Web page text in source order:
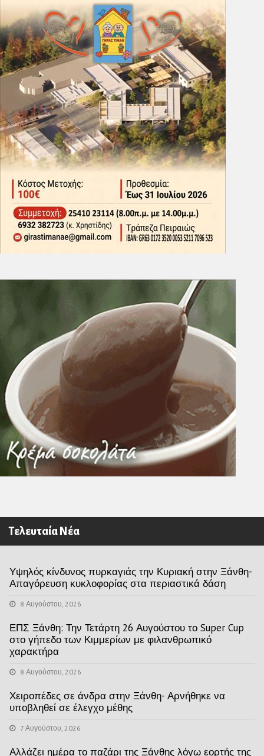
Τελευταία Νέα
Υψηλός κίνδυνος πυρκαγιάς την Κυριακή στην Ξάνθη-
Απαγόρευση κυκλοφορίας στα περιαστικά δάση
8 Αυγούστου, 2026
ΕΠΣ Ξάνθη: Την Τετάρτη 26 Αυγούστου το Super Cup
στο γήπεδο των Κιμμερίων με φιλανθρωπικό
χαρακτήρα
8 Αυγούστου, 2026
Χειροπέδες σε άνδρα στην Ξάνθη- Αρνήθηκε να
υποβληθεί σε έλεγχο μέθης
7 Αυγούστου, 2026
Αλλάζει ημέρα το παζάρι της Ξάνθης λόγω εορτής της